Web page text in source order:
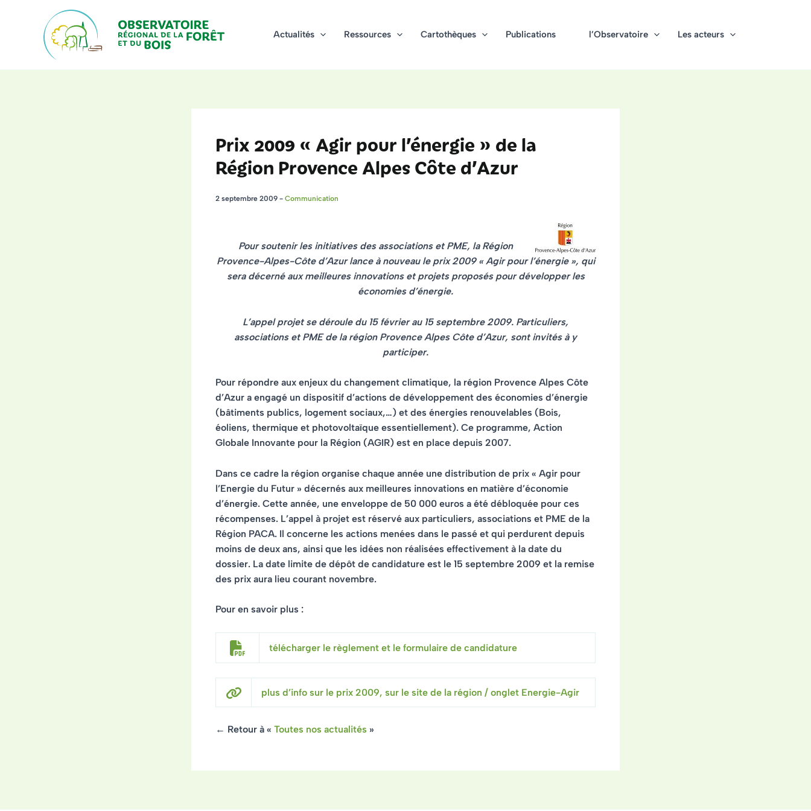
Actualités Ressources Cartothèques Publications l’Observatoire Les acteurs
Prix 2009 « Agir pour l’énergie » de la
Région Provence Alpes Côte d’Azur
2 septembre 2009 - Communication
Pour soutenir les initiatives des associations et PME, la Région
Provence-Alpes-Côte d’Azurlance à nouveaule prix 2009 « Agir pour l’énergie », qui
sera décerné aux meilleures innovations et projets proposés pour développer les
économies d’énergie.
L’appel projet se déroule du 15 février au 15 septembre 2009. Particuliers,
associations et PME de la région Provence Alpes Côte d’Azur, sont invités à y
participer.
Pour répondre aux enjeux du changement climatique, la région Provence Alpes Côte
d’Azur a engagé un dispositif d’actions de développement des économies d’énergie
(bâtiments publics, logement sociaux,…) et des énergies renouvelables (Bois,
éoliens, thermique et photovoltaïque essentiellement). Ce programme, Action
Globale Innovante pour la Région (AGIR) est en place depuis 2007.
Dans ce cadre la région organise chaque année une distribution de prix « Agir pour
l’Energie du Futur » décernés aux meilleures innovations en matière d’économie
d’énergie. Cette année, une enveloppe de 50 000 euros a été débloquée pour ces
récompenses. L’appel à projet est réservé aux particuliers, associations et PME de la
Région PACA. Il concerne les actions menées dans le passé et qui perdurent depuis
moins de deux ans, ainsi que les idées non réalisées effectivement à la date du
dossier. La date limite de dépôt de candidature est le 15 septembre 2009 et la remise
des prix aura lieu courant novembre.
Pour en savoir plus :
télécharger le règlement et le formulaire de candidature
plus d’info sur le prix 2009, sur le site de la région / onglet Energie-Agir
← Retour à « Toutes nos actualités »